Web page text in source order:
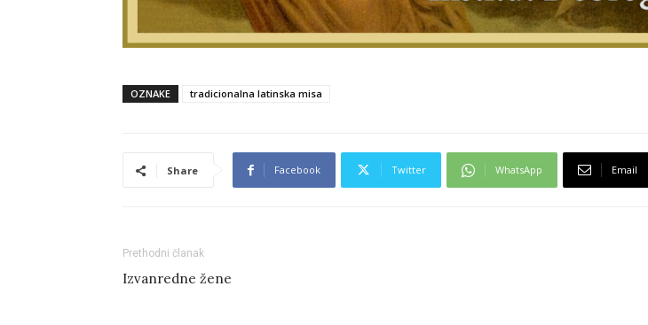
OZNAKE tradicionalna latinska misa
Share Facebook Twitter WhatsApp Email
Prethodni članak
Izvanredne žene